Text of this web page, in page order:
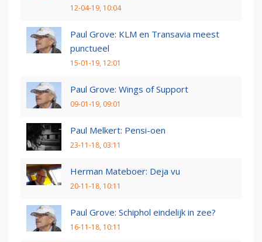
12-04-19, 10:04
Paul Grove: KLM en Transavia meest
punctueel
15-01-19, 12:01
Paul Grove: Wings of Support
09-01-19, 09:01
Paul Melkert: Pensi-oen
23-11-18, 03:11
Herman Mateboer: Deja vu
20-11-18, 10:11
Paul Grove: Schiphol eindelijk in zee?
16-11-18, 10:11